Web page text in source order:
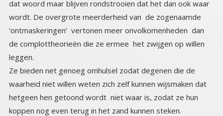
leggen.
Ze bieden net genoeg omhulsel zodat degenen die de
waarheid niet willen weten zich zelf kunnen wijsmaken dat
hetgeen hen getoond wordt niet waar is, zodat ze hun
koppen nog even terug in het zand kunnen steken.